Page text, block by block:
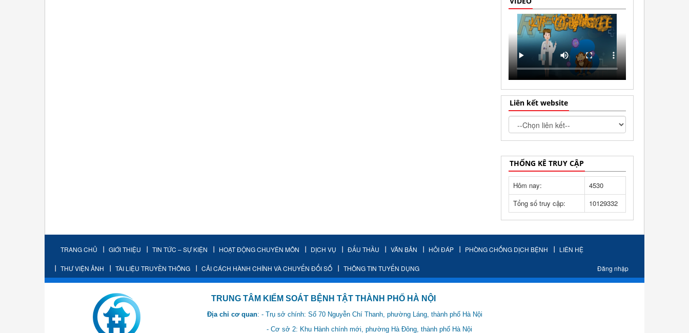
Liên kết website
THỐNG KÊ TRUY CẬP
Hôm nay:
4530
Tổng số truy cập:
10129332
TRANG CHỦ GIỚI THIỆU TIN TỨC – SỰ KIỆN HOẠT ĐỘNG CHUYÊN MÔN DỊCH VỤ ĐẤU THẦU VĂN BẢN HỎI ĐÁP PHÒNG CHỐNG DỊCH BỆNH LIÊN HỆ
THƯ VIỆN ẢNH TÀI LIỆU TRUYỀN THÔNG CẢI CÁCH HÀNH CHÍNH VÀ CHUYỂN ĐỔI SỐ THÔNG TIN TUYỂN DỤNG Đăng nhập
TRUNG TÂM KIỂM SOÁT BỆNH TẬT THÀNH PHỐ HÀ NỘI
Địa chỉ cơ quan: - Trụ sở chính: Số 70 Nguyễn Chí Thanh, phường Láng, thành phố Hà Nội
- Cơ sở 2: Khu Hành chính mới, phường Hà Đông, thành phố Hà Nội